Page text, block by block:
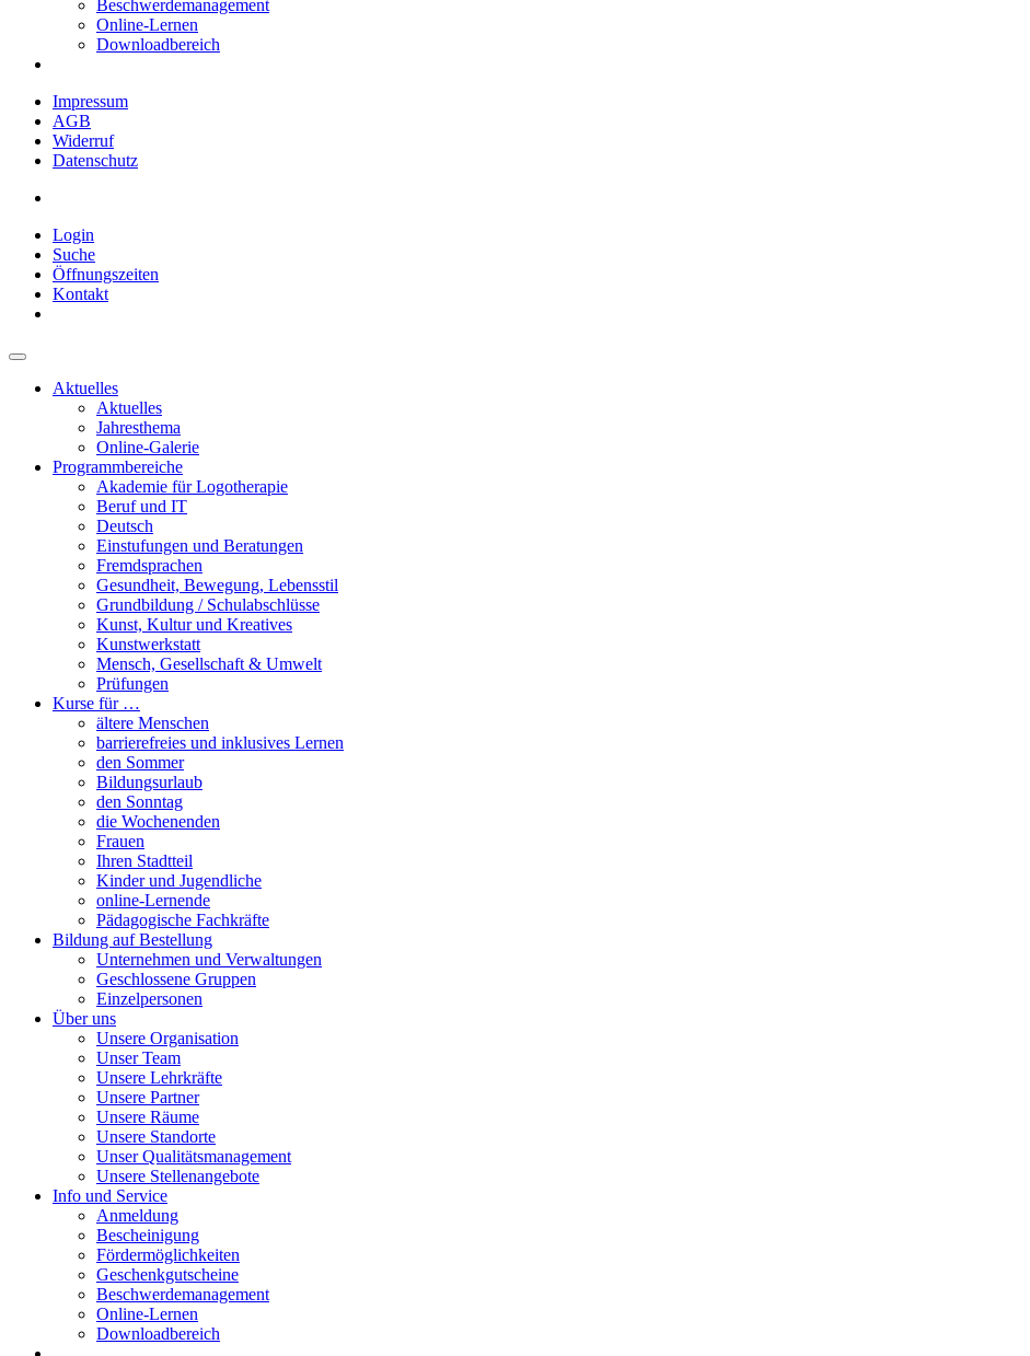
Beschwerdemanagement
Online-Lernen
Downloadbereich
Impressum
AGB
Widerruf
Datenschutz
Login
Suche
Öffnungszeiten
Kontakt
Aktuelles
Aktuelles
Jahresthema
Online-Galerie
Programmbereiche
Akademie für Logotherapie
Beruf und IT
Deutsch
Einstufungen und Beratungen
Fremdsprachen
Gesundheit, Bewegung, Lebensstil
Grundbildung / Schulabschlüsse
Kunst, Kultur und Kreatives
Kunstwerkstatt
Mensch, Gesellschaft & Umwelt
Prüfungen
Kurse für …
ältere Menschen
barrierefreies und inklusives Lernen
den Sommer
Bildungsurlaub
den Sonntag
die Wochenenden
Frauen
Ihren Stadtteil
Kinder und Jugendliche
online-Lernende
Pädagogische Fachkräfte
Bildung auf Bestellung
Unternehmen und Verwaltungen
Geschlossene Gruppen
Einzelpersonen
Über uns
Unsere Organisation
Unser Team
Unsere Lehrkräfte
Unsere Partner
Unsere Räume
Unsere Standorte
Unser Qualitätsmanagement
Unsere Stellenangebote
Info und Service
Anmeldung
Bescheinigung
Fördermöglichkeiten
Geschenkgutscheine
Beschwerdemanagement
Online-Lernen
Downloadbereich